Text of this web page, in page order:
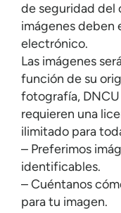
de seguridad del
imágenes deben
electrónico.
Las imágenes
función de su
fotografía,
requieren una
ilimitado para
– Preferimos
identificables.
– Cuéntanos
para tu imagen.